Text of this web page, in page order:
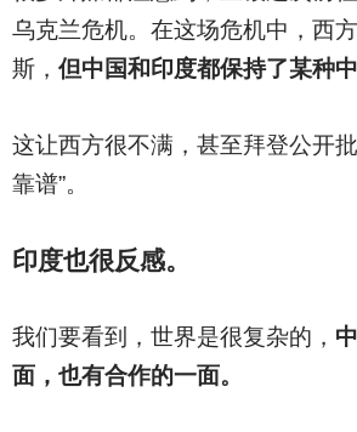
乌克兰危机。在这场危机中，西
斯， 但中国和印度都保持了某种中
这让西方很不满，甚至拜登公开
靠谱”。
印度也很反感。
我们要看到，世界是很复杂的，
面，也有合作的一面。